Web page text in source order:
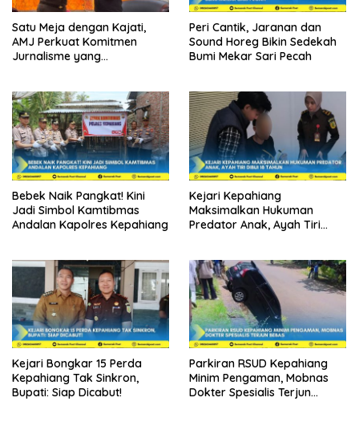
Satu Meja dengan Kajati,
AMJ Perkuat Komitmen
Jurnalisme yang
Peri Cantik, Jaranan dan
Sound Horeg Bikin Sedekah
Bumi Mekar Sari Pecah
Bebek Naik Pangkat! Kini
Jadi Simbol Kamtibmas
Andalan Kapolres Kepahiang
Kejari Kepahiang
Maksimalkan Hukuman
Predator Anak, Ayah Tiri
Kejari Bongkar 15 Perda
Kepahiang Tak Sinkron,
Bupati: Siap Dicabut!
Parkiran RSUD Kepahiang
Minim Pengaman, Mobnas
Dokter Spesialis Terjun